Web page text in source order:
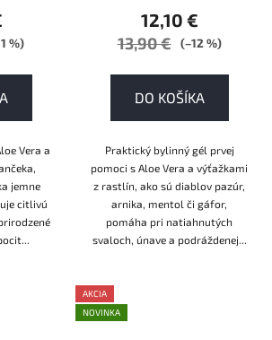
%)
Vera a
jemne
citlivú
12,10 €
13,90 € (–12 %)
DO KOŠÍKA
Praktický bylinný gél prvej
pomoci s Aloe Vera a výťažkami
z rastlín, ako sú diablov pazúr,
arnika, mentol či gáfor,
pomáha pri natiahnutých
svaloch, únave a podráždenej...
AKCIA
NOVINKA